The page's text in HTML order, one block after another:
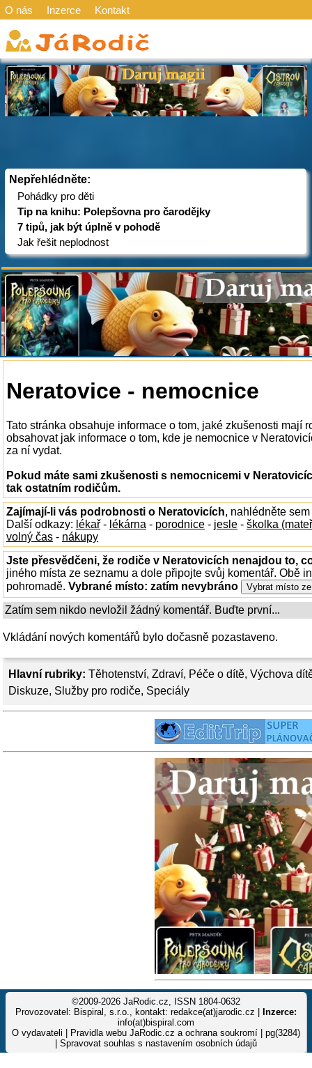
O nás Inzerce Kontakt
Nepřehlédněte:
Pohádky pro děti
Tip na knihu: Polepšovna pro čarodějky
7 tipů, jak být úplně v pohodě
Jak řešit neplodnost
Hlavní rubriky: Těhotenství, Zdraví, Péče o dítě, Výchova
Diskuze, Služby pro rodiče, Speciály
Neratovice - nemocnice
Tato stránka obsahuje informace o tom, jaké zkušenosti mají
obsahovat jak informace o tom, kde je nemocnice v
za ní vydat.
Pokud máte sami zkušenosti s nemocnicemi v
tak ostatním rodičům.
Zajímají-li vás podrobnosti o Neratovicích, nahlédněte
Další odkazy: lékař - lékárna - porodnice - jesle - školka
volný čas - nákupy
Jste přesvědčeni, že rodiče v Neratovicích nenajdou to,
jiného místa ze seznamu a dole připojte svůj komentář. Obě
pohromadě. Vybrané místo: zatím nevybráno
Zatím sem nikdo nevložil žádný komentář. Buďte první...
Vkládání nových komentářů bylo dočasně pozastaveno.
©2009-2026 JaRodic.cz, ISSN 1804-0632
Provozovatel: Bispiral, s.r.o., kontakt: redakce(at)jarodic.cz |
Inzerce:
info(at)bispiral.com
O vydavateli
Pravidla webu JaRodic.cz a ochrana soukromí | pg(3284)
Spravovat souhlas s nastavením osobních údajů